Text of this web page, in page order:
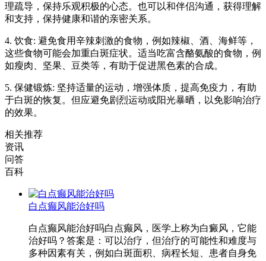
理疏导，保持乐观积极的心态。也可以和伴侣沟通，获得理解
和支持，保持健康和谐的亲密关系。
4. 饮食: 避免食用辛辣刺激的食物，例如辣椒、酒、海鲜等，
这些食物可能会加重白斑症状。适当吃富含酪氨酸的食物，例
如瘦肉、坚果、豆类等，有助于促进黑色素的合成。
5. 保健锻炼: 坚持适量的运动，增强体质，提高免疫力，有助
于白斑的恢复。但应避免剧烈运动或阳光暴晒，以免影响治疗
的效果。
相关推荐
资讯
问答
百科
白点癫风能治好吗
白点癫风能治好吗白点癫风，医学上称为白癜风，它能
治好吗？答案是：可以治疗，但治疗的可能性和难度与
多种因素有关，例如白斑面积、病程长短、患者自身免